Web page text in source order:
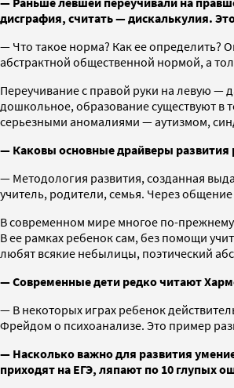
дисграфия, считать — дискалькулия.
— Что такое норма? Как ее определить?
абстрактной общественной нормой, а
Переучивание с правой руки на левую —
дошкольное, образование существуют в
серьезными аномалиями — аутизмом,
— Каковы основные драйверы развития
— Методология развития, созданная
учитель, родители, семья. Через
В современном мире многое по-
В ее рамках ребенок сам, без помощи
любят всякие небылицы, поэтический
— Современные дети редко читают
— В некоторых играх ребенок
Фрейдом о психоанализе. Это пример
— Насколько важно для развития
приходят на ЕГЭ, ляпают по 10 глупых